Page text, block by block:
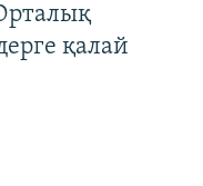
қалай